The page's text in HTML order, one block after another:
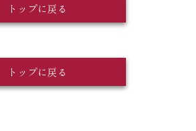
トップに戻る
トップに戻る